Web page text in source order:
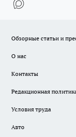
Обзорные статьи и
О нас
Контакты
Редакционная
Условия труда
Авто